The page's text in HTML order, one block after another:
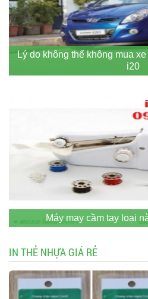
Lý do không thể không mua
i20
Máy may cầm tay loại
IN THẺ NHỰA GIÁ RẺ